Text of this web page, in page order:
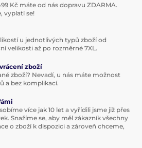
Kč máte od nás dopravu ZDARMA.
vyplatí se!
u jednotlivých typů zboží od
velikosti až po rozměrné 7XL.
zboží
zboží? Nevadí, u nás máte možnost
a bez komplikací.
více jak 10 let a vyřídili jsme již přes
Snažíme se, aby měl zákazník všechny
o zboží k dispozici a zároveň chceme,